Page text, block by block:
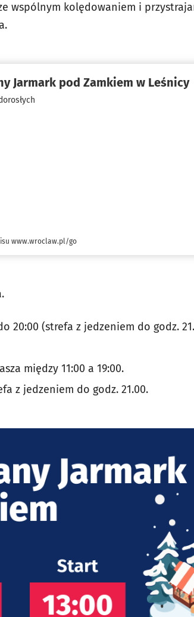
wspólnym kolędowaniem i
Jarmark pod Zamkiem w Leśnicy
www.wroclaw.pl/go
20:00 (strefa z jedzeniem do godz.
między 11:00 a 19:00.
z jedzeniem do godz. 21.00.